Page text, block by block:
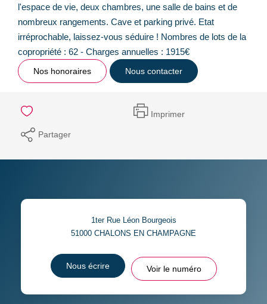
l'espace de vie, deux chambres, une salle de bains et de
nombreux rangements. Cave et parking privé. Etat
irréprochable, laissez-vous séduire ! Nombres de lots de la
copropriété : 62 - Charges annuelles : 1915€
Nos honoraires Nous contacter
Imprimer
Partager
1ter Rue Léon Bourgeois
51000 CHALONS EN CHAMPAGNE
Nous écrire Voir le numéro